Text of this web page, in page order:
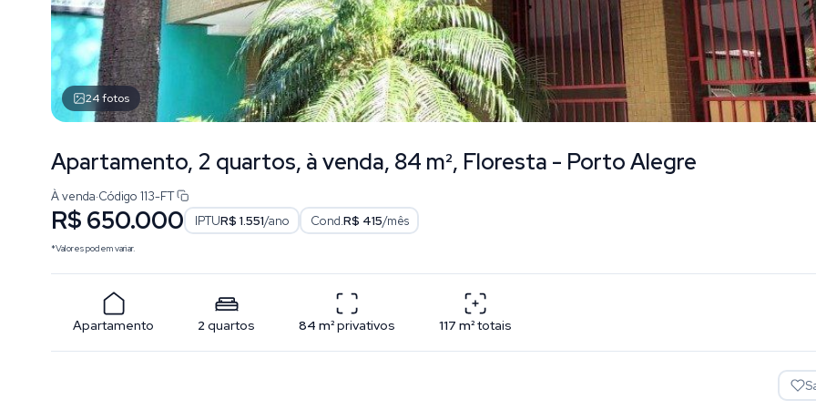
24fotos
Apartamento, 2 quartos, à venda, 84 m², Floresta - Porto Alegre
À venda·Código 113-FT
R$ 650.000 IPTUR$ 1.551/ano Cond.R$ 415/mês
*Valores podem variar.
Apartamento 2 quartos 84 m²privativos 117 m²totais